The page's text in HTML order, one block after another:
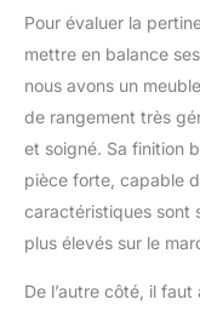
Pour évaluer la
mettre en balance
nous avons un
de rangement très
et soigné. Sa finition
pièce forte, capable
caractéristiques sont
plus élevés sur le
De l’autre côté, il